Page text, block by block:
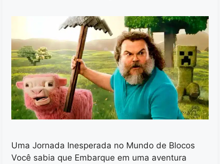
Uma Jornada Inesperada no Mundo de Blocos
Você sabia que Embarque em uma aventura